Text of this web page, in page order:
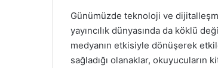
Günümüzde teknoloji ve
yayıncılık dünyasında da köklü
medyanın etkisiyle dönüşerek
sağladığı olanaklar, okuyucuların